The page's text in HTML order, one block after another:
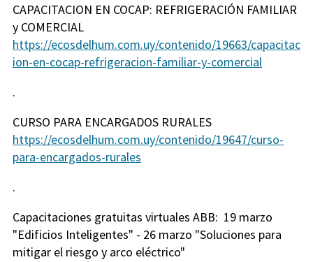
CAPACITACION EN COCAP: REFRIGERACIÓN FAMILIAR
y COMERCIAL
https://ecosdelhum.com.uy/contenido/19663/capacitac
ion-en-cocap-refrigeracion-familiar-y-comercial
.
CURSO PARA ENCARGADOS RURALES
https://ecosdelhum.com.uy/contenido/19647/curso-
para-encargados-rurales
.
Capacitaciones gratuitas virtuales ABB: 19 marzo
"Edificios Inteligentes" - 26 marzo "Soluciones para
mitigar el riesgo y arco eléctrico"